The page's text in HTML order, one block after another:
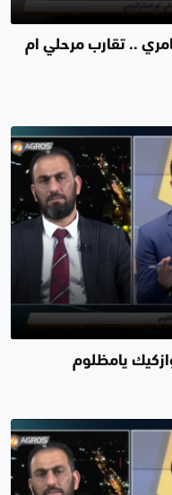
.. تقارب مرحلي ام
يامظلوم